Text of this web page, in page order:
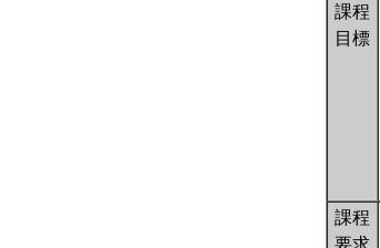
課程
目標
課程
要求